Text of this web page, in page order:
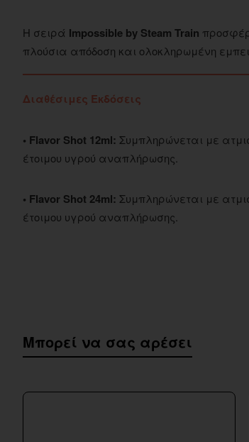
Η σειρά Impossible by Steam Train
πλούσια απόδοση και ολοκληρωμένη
Διαθέσιμες Εκδόσεις
• Flavor Shot 12ml: Συμπληρώνεται με
έτοιμου υγρού αναπλήρωσης.
• Flavor Shot 24ml: Συμπληρώνεται με
έτοιμου υγρού αναπλήρωσης.
Μπορεί να σας αρέσει